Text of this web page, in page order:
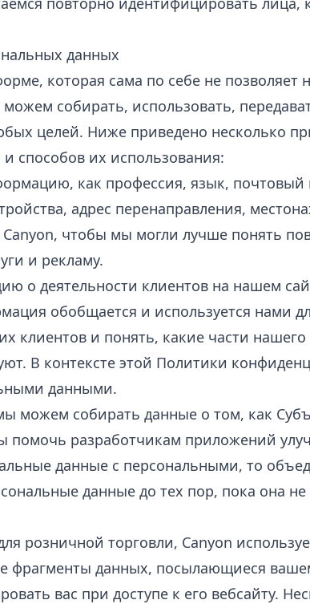
данных
которая сама по себе не позволяет
собирать, использовать,
целей. Ниже приведено несколько
способов их использования:
как профессия, язык, почтовый
адрес перенаправления,
Canyon, чтобы мы могли лучше понять
и рекламу.
о деятельности клиентов на нашем
обобщается и используется нами
клиентов и понять, какие части
В контексте этой Политики
данными.
можем собирать данные о том, как
помочь разработчикам приложений
данные с персональными, то
данные до тех пор, пока она не
розничной торговли, Canyon
фрагменты данных, посылающиеся
вас при доступе к его вебсайту.